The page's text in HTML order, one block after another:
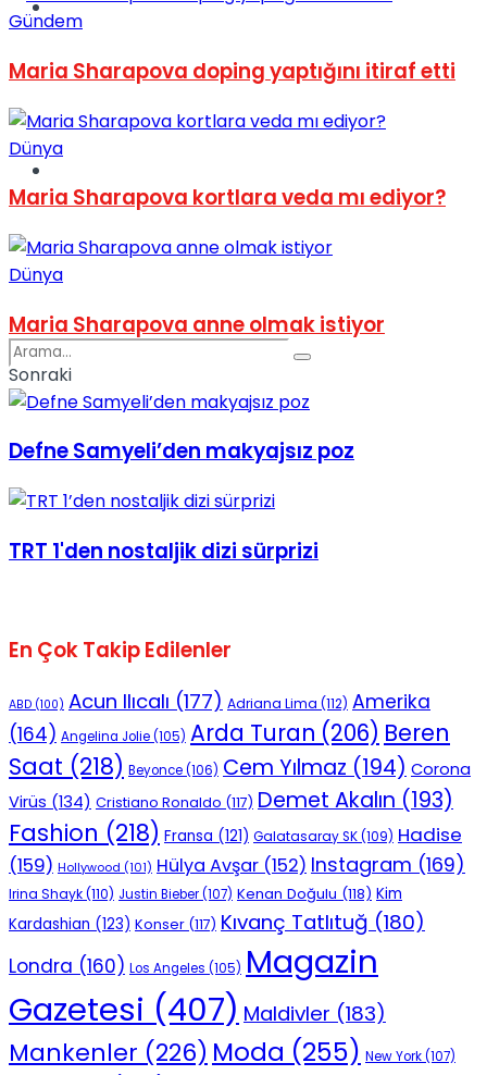
Spor
No Result
Gündem
Maria Sharapova doping yaptığını itiraf etti
Dünya
Maria Sharapova kortlara veda mı ediyor?
Dünya
Maria Sharapova anne olmak istiyor
Sonraki
Defne Samyeli’den makyajsız poz
TRT 1'den nostaljik dizi sürprizi
En Çok Takip Edilenler
ABD (100) Acun Ilıcalı (177) Adriana Lima (112) Amerika
(164) Angelina Jolie(105) Arda Turan (206) Beren
Saat (218) Beyonce(106) Cem Yılmaz (194) Corona
Virüs (134) Cristiano Ronaldo (117) Demet Akalın (193)
Fashion (218) Fransa (121) Galatasaray SK(109) Hadise
(159) Hollywood (101) Hülya Avşar (152) Instagram (169)
Irina Shayk(110) Justin Bieber(107) Kenan Doğulu (118) Kim
Kardashian (123) Konser (117) Kıvanç Tatlıtuğ (180)
Londra (160) Los Angeles (105) Magazin
Gazetesi (407) Maldivler (183)
Mankenler (226) Moda (255) New York(107)